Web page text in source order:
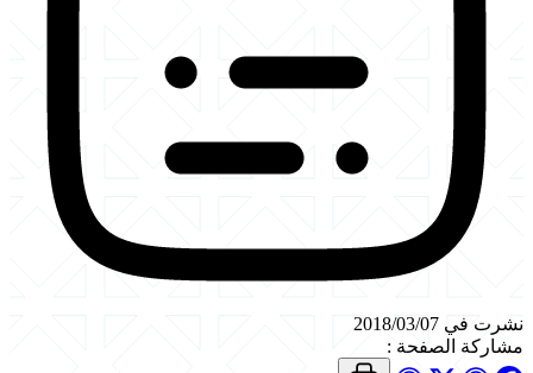
نشرت في 2018/03/07
مشاركة الصفحة :